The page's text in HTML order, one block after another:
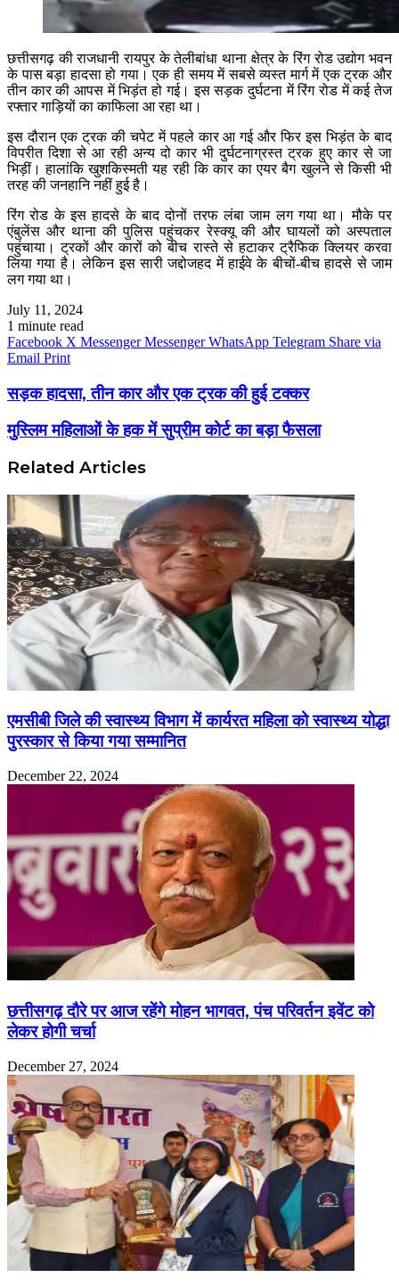
छत्तीसगढ़ की राजधानी रायपुर के तेलीबांधा थाना क्षेत्र के रिंग रोड उद्योग भवन
के पास बड़ा हादसा हो गया। एक ही समय में सबसे व्यस्त मार्ग में एक ट्रक और
तीन कार की आपस में भिड़ंत हो गई। इस सड़क दुर्घटना में रिंग रोड में कई तेज
रफ्तार गाड़ियों का काफिला आ रहा था।
इस दौरान एक ट्रक की चपेट में पहले कार आ गई और फिर इस भिड़ंत के बाद
विपरीत दिशा से आ रही अन्य दो कार भी दुर्घटनाग्रस्त ट्रक हुए कार से जा
भिड़ीं। हालांकि खुशकिस्मती यह रही कि कार का एयर बैग खुलने से किसी भी
तरह की जनहानि नहीं हुई है।
रिंग रोड के इस हादसे के बाद दोनों तरफ लंबा जाम लग गया था। मौके पर
एंबुलेंस और थाना की पुलिस पहुंचकर रेस्क्यू की और घायलों को अस्पताल
पहुंचाया। ट्रकों और कारों को बीच रास्ते से हटाकर ट्रैफिक क्लियर करवा
लिया गया है। लेकिन इस सारी जद्दोजहद में हाईवे के बीचों-बीच हादसे से जाम
लग गया था।
July 11, 2024
1 minute read
Facebook X Messenger Messenger WhatsApp Telegram Share via
Email Print
सड़क हादसा, तीन कार और एक ट्रक की हुई टक्कर
मुस्लिम महिलाओं के हक में सुप्रीम कोर्ट का बड़ा फैसला
Related Articles
एमसीबी जिले की स्वास्थ्य विभाग में कार्यरत महिला को स्वास्थ्य योद्धा
पुरस्कार से किया गया सम्मानित
December 22, 2024
छत्तीसगढ़ दौरे पर आज रहेंगे मोहन भागवत, पंच परिवर्तन इवेंट को
लेकर होगी चर्चा
December 27, 2024